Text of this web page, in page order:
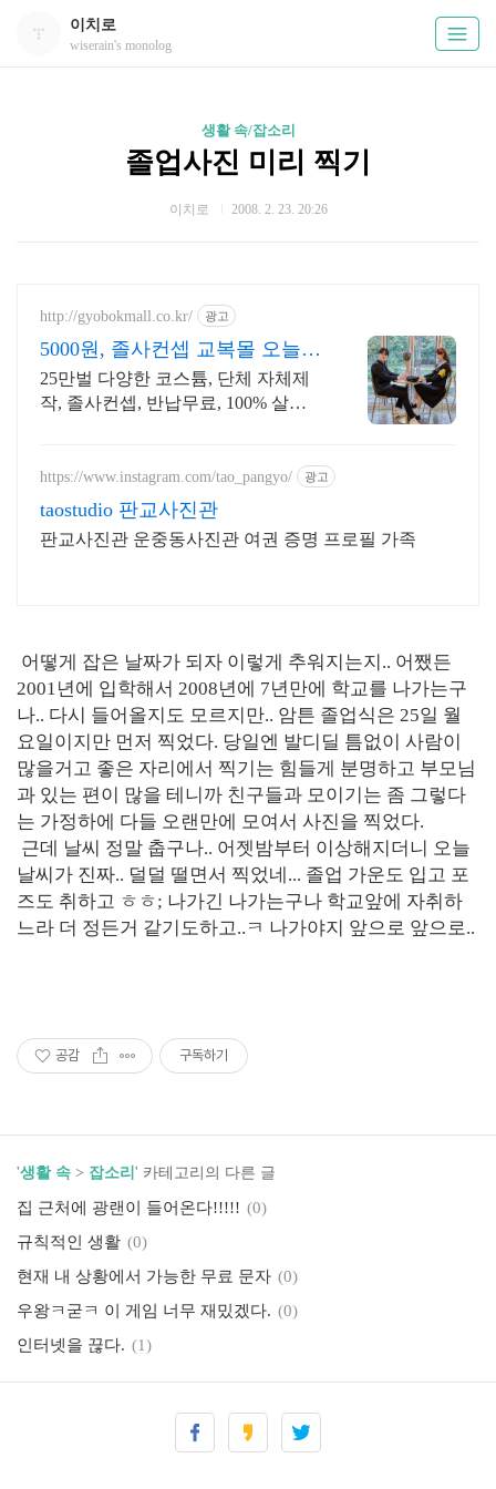
이치로
wiserain's monolog
생활 속/잡소리
졸업사진 미리 찍기
이치로 2008. 2. 23. 20:26
http://gyobokmall.co.kr/ 광고
5000원, 졸사컨셉 교복몰 오늘배
송 오늘도착 택배대여
25만벌 다양한 코스튬, 단체 자체제
작, 졸사컨셉, 반납무료, 100% 살균
납 무료
https://www.instagram.com/tao_pangyo/ 광고
taostudio 판교사진관
판교사진관 운중동사진관 여권 증명 프로필 가족
어떻게 잡은 날짜가 되자 이렇게 추워지는지.. 어쨌든
2001년에 입학해서 2008년에 7년만에 학교를 나가는구
나.. 다시 들어올지도 모르지만.. 암튼 졸업식은 25일 월
요일이지만 먼저 찍었다. 당일엔 발디딜 틈없이 사람이
많을거고 좋은 자리에서 찍기는 힘들게 분명하고 부모님
과 있는 편이 많을 테니까 친구들과 모이기는 좀 그렇다
는 가정하에 다들 오랜만에 모여서 사진을 찍었다.
근데 날씨 정말 춥구나.. 어젯밤부터 이상해지더니 오늘
날씨가 진짜.. 덜덜 떨면서 찍었네... 졸업 가운도 입고 포
즈도 취하고 ㅎㅎ; 나가긴 나가는구나 학교앞에 자취하
느라 더 정든거 같기도하고..ㅋ 나가야지 앞으로 앞으로..
공감 구독하기
'생활 속 > 잡소리 ' 카테고리의 다른 글
집 근처에 광랜이 들어온다!!!!! (0)
규칙적인 생활 (0)
현재 내 상황에서 가능한 무료 문자 (0)
우왕ㅋ굳ㅋ 이 게임 너무 재밌겠다. (0)
인터넷을 끊다. (1)